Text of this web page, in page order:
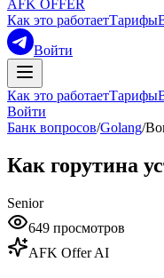
AFK OFFER
Как это работаетТарифы
Войти
Как это работаетТарифы
Войти
Банк вопросов/Golang/
Как горутина
Senior
649 просмотров
AFK Offer AI